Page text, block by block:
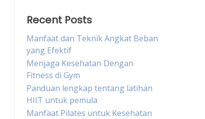
Recent Posts
Manfaat dan Teknik Angkat Beban
yang Efektif
Menjaga Kesehatan Dengan
Fitness di Gym
Panduan lengkap tentang latihan
HIIT untuk pemula
Manfaat Pilates untuk Kesehatan